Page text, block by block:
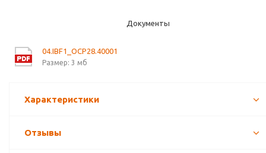
Документы
04.IBF1_OCP28.40001
Размер: 3 мб
Характеристики
Отзывы